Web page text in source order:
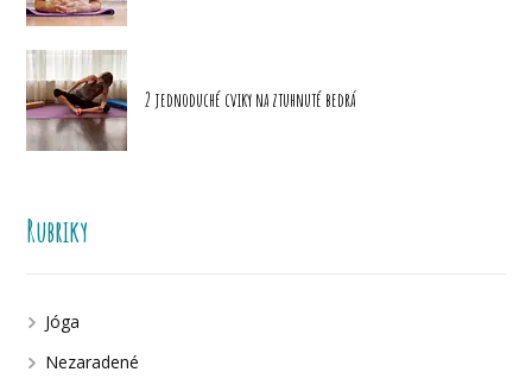
2 jednoduché cviky na ztuhnuté bedrá
Rubriky
Jóga
Nezaradené